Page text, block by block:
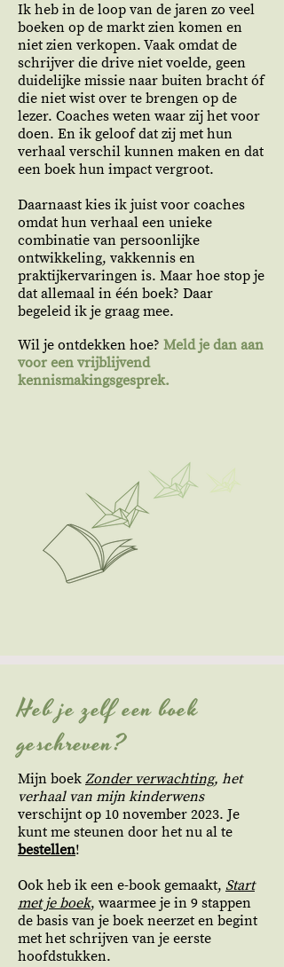
Ik heb in de loop van de jaren zo veel
boeken op de markt zien komen en
niet zien verkopen. Vaak omdat de
schrijver die drive niet voelde, geen
duidelijke missie naar buiten bracht óf
die niet wist over te brengen op de
lezer. Coaches weten waar zij het voor
doen. En ik geloof dat zij met hun
verhaal verschil kunnen maken en dat
een boek hun impact vergroot.
Daarnaast kies ik juist voor coaches
omdat hun verhaal een unieke
combinatie van persoonlijke
ontwikkeling, vakkennis en
praktijkervaringen is. Maar hoe stop je
dat allemaal in één boek? Daar
begeleid ik je graag mee.
Wil je ontdekken hoe? Meld je dan aan
voor een vrijblijvend
kennismakingsgesprek.
Heb je zelf een boek
geschreven?
Mijn boek Zonder verwachting, het
verhaal van mijn kinderwens
verschijnt op 10 november 2023. Je
kunt me steunen door het nu al te
bestellen!
Ook heb ik een e-book gemaakt, Start
met je boek, waarmee je in 9 stappen
de basis van je boek neerzet en begint
met het schrijven van je eerste
hoofdstukken.